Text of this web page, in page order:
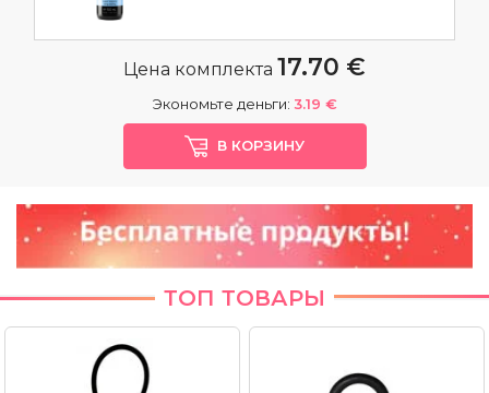
Цена комплекта 17.70 €
Экономьте деньги: 3.19 €
В КОРЗИНУ
ТОП ТОВАРЫ